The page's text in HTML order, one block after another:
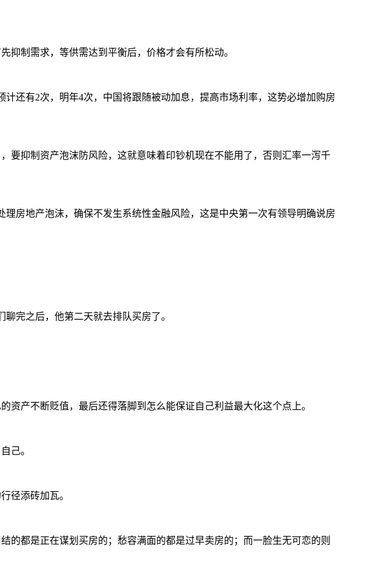
抑制需求，等供需达到平衡后，价格才会有所松动。
计还有2次，明年4次，中国将跟随被动加息，提高市场利率，这势必增加购房
要抑制资产泡沫防风险，这就意味着印钞机现在不能用了，否则汇率一泻千
房地产泡沫，确保不发生系统性金融风险，这是中央第一次有领导明确说房
聊完之后，他第二天就去排队买房了。
产不断贬值，最后还得落脚到怎么能保证自己利益最大化这个点上。
己。
径添砖加瓦。
的都是正在谋划买房的；愁容满面的都是过早卖房的；而一脸生无可恋的则